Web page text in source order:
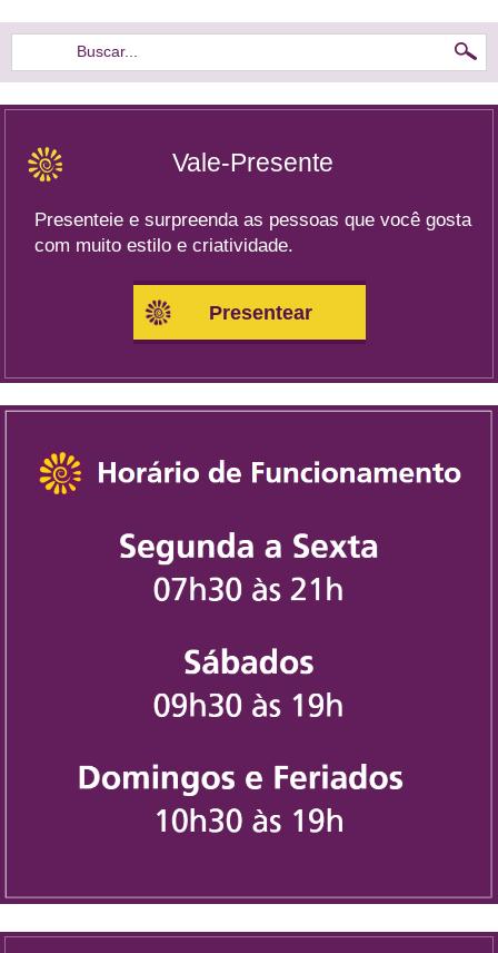
Buscar...
Vale-Presente
Presenteie e surpreenda as pessoas que você gosta
com muito estilo e criatividade.
Presentear